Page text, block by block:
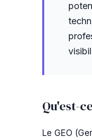
Qu'est-
Le GEO